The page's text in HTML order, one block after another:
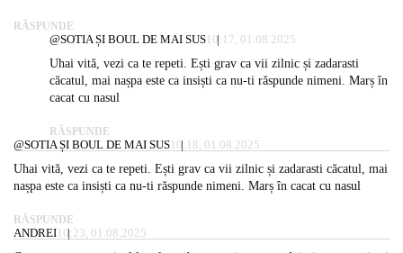
RĂSPUNDE
@SOTIA ȘI BOUL DE MAI SUS10:17, 01.08.2025
Uhai vită, vezi ca te repeti. Ești grav ca vii zilnic și zadarasti
căcatul, mai nașpa este ca insiști ca nu-ti răspunde nimeni. Marș în
cacat cu nasul
RĂSPUNDE
@SOTIA ȘI BOUL DE MAI SUS10:18, 01.08.2025
Uhai vită, vezi ca te repeti. Ești grav ca vii zilnic și zadarasti căcatul, mai
nașpa este ca insiști ca nu-ti răspunde nimeni. Marș în cacat cu nasul
RĂSPUNDE
ANDREI10:23, 01.08.2025